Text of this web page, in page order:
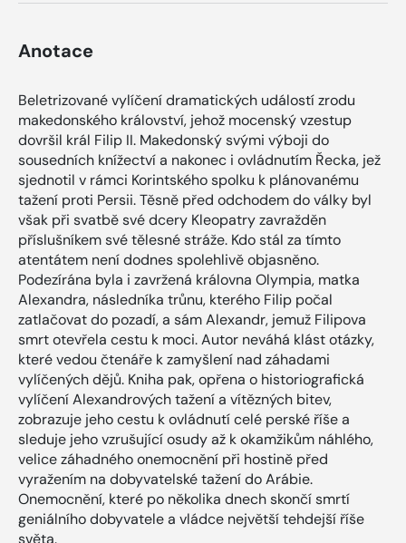
Anotace
Beletrizované vylíčení dramatických událostí zrodu
makedonského království, jehož mocenský vzestup
dovršil král Filip II. Makedonský svými výboji do
sousedních knížectví a nakonec i ovládnutím Řecka, jež
sjednotil v rámci Korintského spolku k plánovanému
tažení proti Persii. Těsně před odchodem do války byl
však při svatbě své dcery Kleopatry zavražděn
příslušníkem své tělesné stráže. Kdo stál za tímto
atentátem není dodnes spolehlivě objasněno.
Podezírána byla i zavržená královna Olympia, matka
Alexandra, následníka trůnu, kterého Filip počal
zatlačovat do pozadí, a sám Alexandr, jemuž Filipova
smrt otevřela cestu k moci. Autor neváhá klást otázky,
které vedou čtenáře k zamyšlení nad záhadami
vylíčených dějů. Kniha pak, opřena o historiografická
vylíčení Alexandrových tažení a vítězných bitev,
zobrazuje jeho cestu k ovládnutí celé perské říše a
sleduje jeho vzrušující osudy až k okamžikům náhlého,
velice záhadného onemocnění při hostině před
vyražením na dobyvatelské tažení do Arábie.
Onemocnění, které po několika dnech skončí smrtí
geniálního dobyvatele a vládce největší tehdejší říše
světa.